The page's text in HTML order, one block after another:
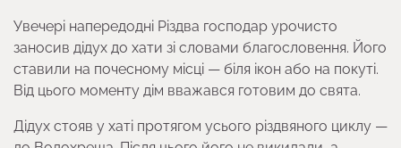
Увечері напередодні Різдва господар урочисто
заносив дідух до хати зі словами благословення. Його
ставили на почесному місці — біля ікон або на покуті.
Від цього моменту дім вважався готовим до свята.
Дідух стояв у хаті протягом усього різдвяного циклу —